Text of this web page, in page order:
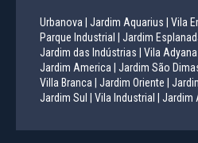
Urbanova | Jardim Aquarius | Vila
Parque Industrial | Jardim
Jardim das Indústrias | Vila Adyana
Jardim America | Jardim São
Villa Branca | Jardim Oriente |
Jardim Sul | Vila Industrial | Jardim